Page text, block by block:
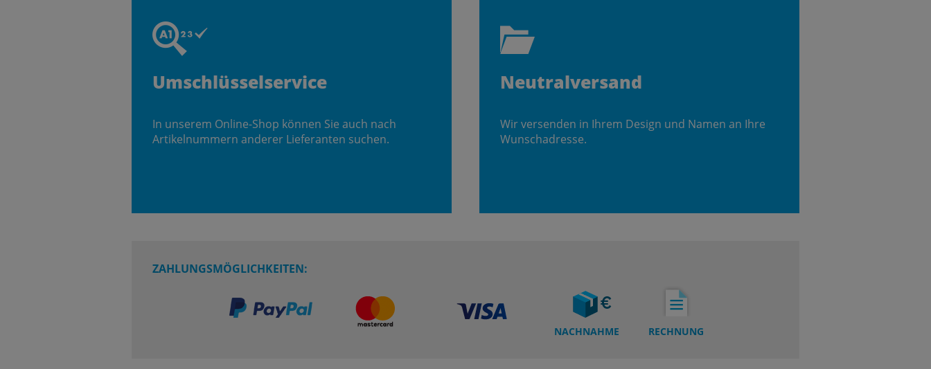
Umschlüsselservice
In unserem Online-Shop können Sie auch nach
Artikelnummern anderer Lieferanten suchen.
Neutralversand
Wir versenden in Ihrem Design und Namen an Ihre
Wunschadresse.
ZAHLUNGSMÖGLICHKEITEN:
NACHNAHME RECHNUNG